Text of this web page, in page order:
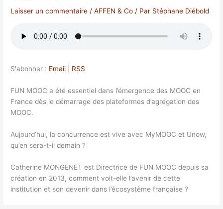
Laisser un commentaire /AFFEN & Co / Par Stéphane Diébold
S'abonner : Email RSS
FUN MOOC a été essentiel dans l’émergence des MOOC en
France dès le démarrage des plateformes d’agrégation des
MOOC.
Aujourd’hui, la concurrence est vive avec MyMOOC et Unow,
qu’en sera-t-il demain ?
Catherine MONGENET est Directrice de FUN MOOC depuis sa
création en 2013, comment voit-elle l’avenir de cette
institution et son devenir dans l’écosystème française ?